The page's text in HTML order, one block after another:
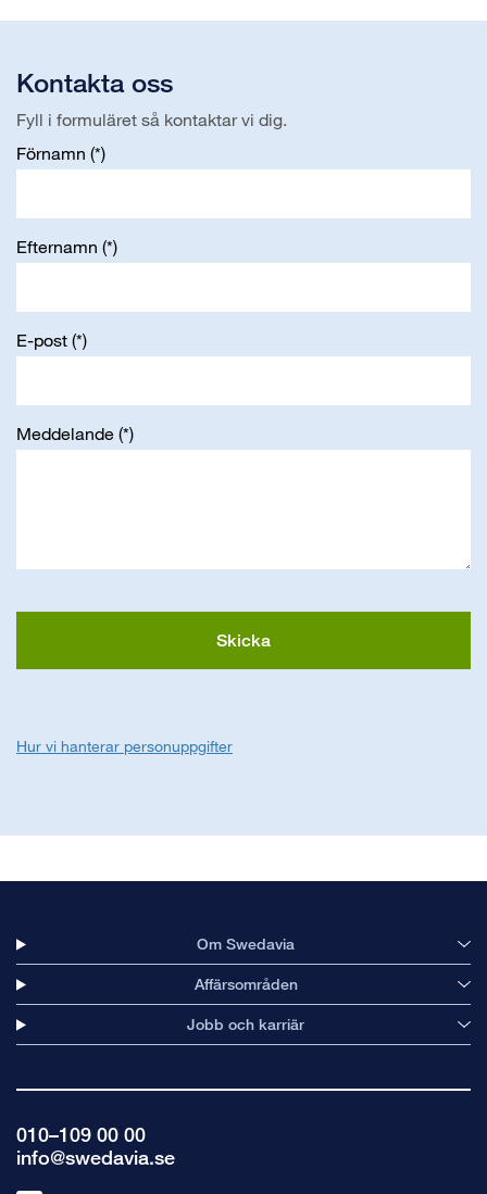
Kontakta oss
Fyll i formuläret så kontaktar vi dig.
Förnamn
Efternamn
E-post
Meddelande
Skicka
Hur vi hanterar personuppgifter
Om Swedavia
Affärsområden
Jobb och karriär
010–109 00 00
info@swedavia.se